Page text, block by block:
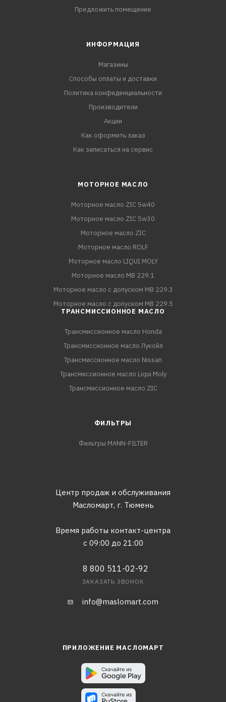
Предложить помещение
ИНФОРМАЦИЯ
Магазины
Способы оплаты и доставки
Политика конфиденциальности
Производители
Акции
Как оформить заказ
Как записаться на сервис
МОТОРНОЕ МАСЛО
Моторное масло ZIC 5w40
Моторное масло ZIC 5w30
Моторное масло ZIC
Моторное масло ROLF
Моторное масло LIQUI MOLY
Моторное масло MB 229.1
Моторное масло с допуском MB 229.3
Моторное масло с допуском MB 229.5
ТРАНСМИССИОННОЕ МАСЛО
Трансмиссионное масло Honda
Трансмиссионное масло Лукойл
Трансмиссионное масло Nissan
Трансмиссионное масло Liqui Moly
Трансмиссионное масло ZIC
ФИЛЬТРЫ
Фильтры MANN-FILTER
Центр продаж и обслуживания
Масломарт, г. Тюмень
Время работы контакт-центра
с 09:00 до 21:00
8 800 511-02-92
ЗАКАЗАТЬ ЗВОНОК
info@maslomart.com
ПРИЛОЖЕНИЕ МАСЛОМАРТ